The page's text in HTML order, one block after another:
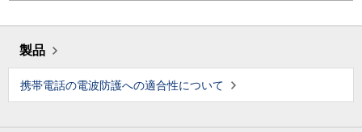
製品
携帯電話の電波防護への適合性について